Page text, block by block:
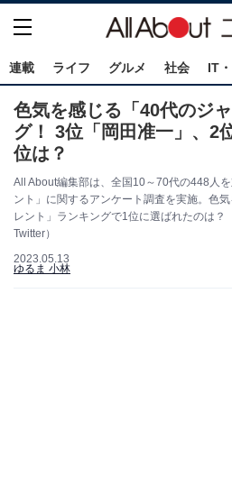
連載 ライフ グルメ 社会 IT
色気を感じる「40代のジ
グ！ 3位「岡田准一」、2
位は？
All About編集部は、全国10～70代の448人
ント」に関するアンケート調査を実施。色
レント」ランキングで1位に選ばれたのは
Twitter）
2023.05.13
ゆるま 小林